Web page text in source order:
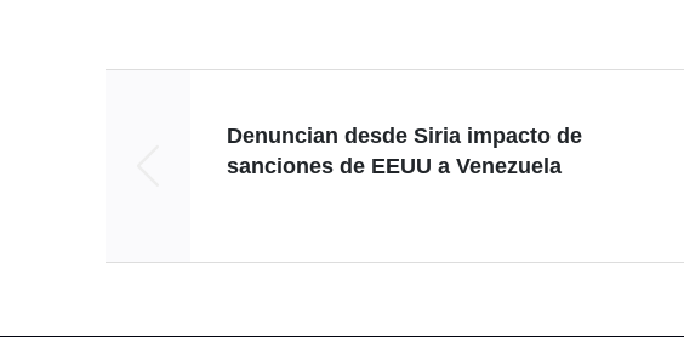
Denuncian desde Siria impacto de
sanciones de EEUU a Venezuela